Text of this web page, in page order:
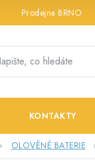
Prodejna BRNO
KONTAKTY
OLOVĚNÉ BATERIE